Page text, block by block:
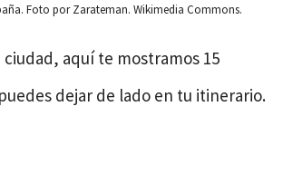
Foto por Zarateman. Wikimedia Commons.
ciudad, aquí te mostramos 15
dejar de lado en tu itinerario.